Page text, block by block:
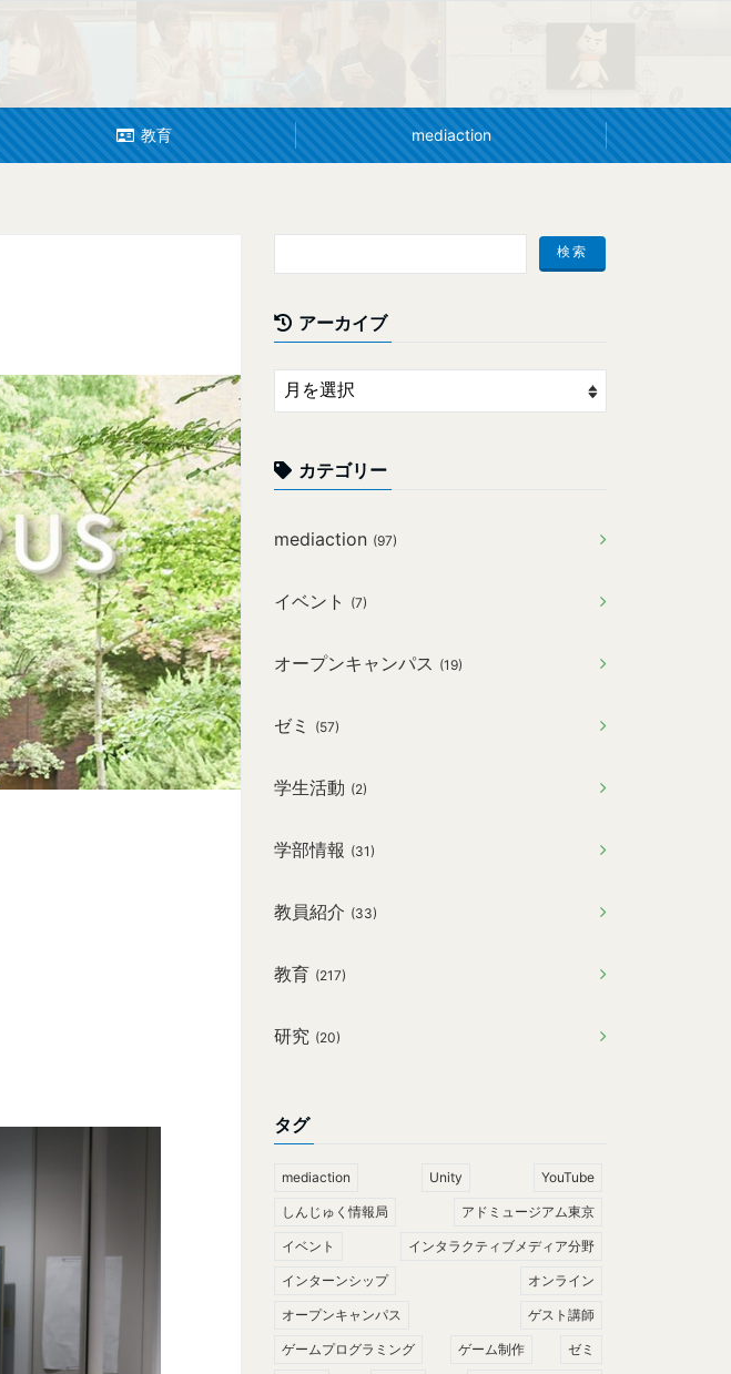
教育 mediaction
アーカイブ
カテゴリー
mediaction (97)
イベント (7)
オープンキャンパス (19)
ゼミ (57)
学生活動 (2)
学部情報 (31)
教員紹介 (33)
教育 (217)
研究 (20)
タグ
mediaction Unity YouTube
しんじゅく情報局 アドミュージアム東京
イベント インタラクティブメディア分野
インターンシップ オンライン
オープンキャンパス ゲスト講師
ゲームプログラミング ゲーム制作 ゼミ